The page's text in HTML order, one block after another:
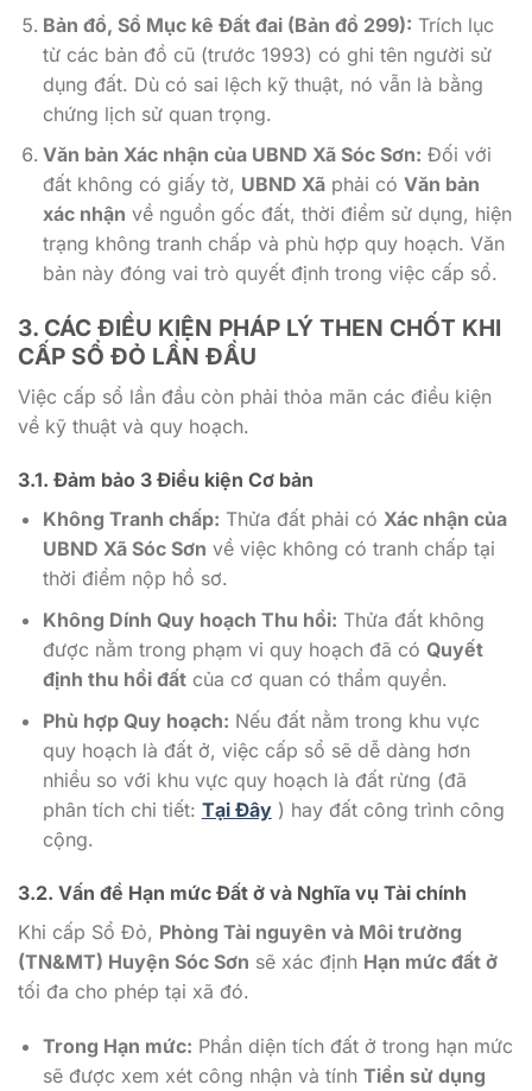
Bản đồ, Sổ Mục kê Đất đai (Bản đồ 299): Trích lục
từ các bản đồ cũ (trước 1993) có ghi tên người sử
dụng đất. Dù có sai lệch kỹ thuật, nó vẫn là bằng
chứng lịch sử quan trọng.
Văn bản Xác nhận của UBND Xã Sóc Sơn: Đối với
đất không có giấy tờ, UBND Xãphải có Văn bản
xác nhận về nguồn gốc đất, thời điểm sử dụng, hiện
trạng không tranh chấp và phù hợp quy hoạch. Văn
bản này đóng vai trò quyết định trong việc cấp sổ.
3. CÁC ĐIỀU KIỆN PHÁP LÝ THEN CHỐT KHI
CẤP SỔ ĐỎ LẦN ĐẦU
Việc cấp sổ lần đầu còn phải thỏa mãn các điều kiện
về kỹ thuật và quy hoạch.
3.1. Đảm bảo 3 Điều kiện Cơ bản
Không Tranh chấp: Thửa đất phải có Xác nhận của
UBND Xã Sóc Sơn về việc không có tranh chấp tại
thời điểm nộp hồ sơ.
Không Dính Quy hoạch Thu hồi: Thửa đất không
được nằm trong phạm vi quy hoạch đã có Quyết
định thu hồi đấtcủa cơ quan có thẩm quyền.
Phù hợp Quy hoạch: Nếu đất nằm trong khu vực
quy hoạch là đất ở, việc cấp sổ sẽ dễ dàng hơn
nhiều so với khu vực quy hoạch là đất rừng (đã
phân tích chi tiết: Tại Đây) hay đất công trình công
cộng.
3.2. Vấn đề Hạn mức Đất ở và Nghĩa vụ Tài chính
Khi cấp Sổ Đỏ, Phòng Tài nguyên và Môi trường
(TN&MT) Huyện Sóc Sơn sẽ xác định Hạn mức đất ở
tối đa cho phép tại xã đó.
Trong Hạn mức: Phần diện tích đất ở trong hạn mức
sẽ được xem xét công nhận và tính Tiền sử dụng